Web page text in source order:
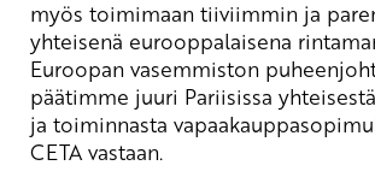
myös toimimaan tiiviimmin ja
yhteisenä eurooppalaisena
Euroopan vasemmiston
päätimme juuri Pariisissa
ja toiminnasta
CETA vastaan.